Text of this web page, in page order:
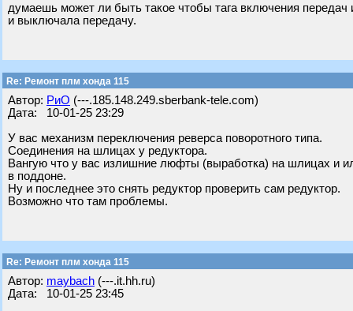
думаешь может ли быть такое чтобы тага включения передач
и выключала передачу.
Re: Ремонт плм хонда 115
Автор: РиО (---.185.148.249.sberbank-tele.com)
Дата: 10-01-25 23:29
У вас механизм переключения реверса поворотного типа.
Соединения на шлицах у редуктора.
Вангую что у вас излишние люфты (выработка) на шлицах и
в поддоне.
Ну и последнее это снять редуктор проверить сам редуктор.
Возможно что там проблемы.
Re: Ремонт плм хонда 115
Автор: maybach (---.it.hh.ru)
Дата: 10-01-25 23:45